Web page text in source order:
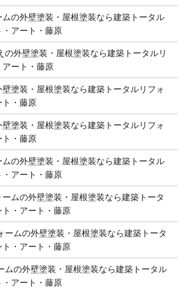
の外壁塗装・屋根塗装なら建築トータル
・アート・藤原
の外壁塗装・屋根塗装なら建築トータルリ
ート・藤原
塗装・屋根塗装なら建築トータルリフォ
ト・藤原
塗装・屋根塗装なら建築トータルリフォ
ト・藤原
の外壁塗装・屋根塗装なら建築トータル
・アート・藤原
ムの外壁塗装・屋根塗装なら建築トータ
・アート・藤原
ームの外壁塗装・屋根塗装なら建築トータ
・アート・藤原
ムの外壁塗装・屋根塗装なら建築トータル
・アート・藤原